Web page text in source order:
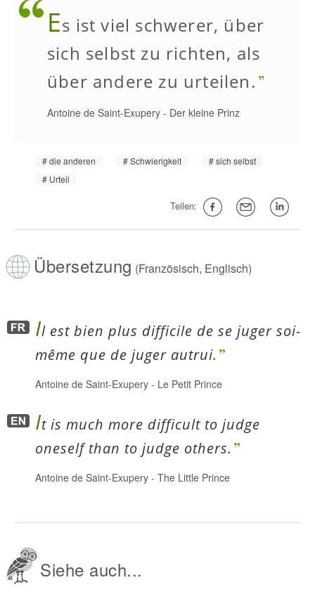
Es ist viel schwerer, über
sich selbst zu richten, als
über andere zu urteilen.
Antoine de Saint-Exupery - Der kleine Prinz
die anderen Schwierigkeit
sich selbst
Urteil
Teilen:
Übersetzung (Französisch, Englisch)
Il est bien plus difficile de se juger soi-
même que de juger autrui.
Antoine de Saint-Exupery - Le Petit Prince
It is much more difficult to judge
oneself than to judge others.
Antoine de Saint-Exupery - The Little Prince
Siehe auch...